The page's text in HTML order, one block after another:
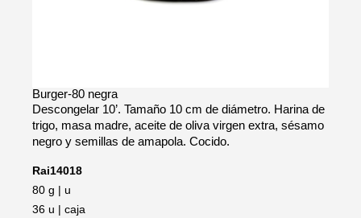
Burger-80 negra
Descongelar 10’. Tamaño 10 cm de diámetro. Harina de
trigo, masa madre, aceite de oliva virgen extra, sésamo
negro y semillas de amapola. Cocido.
Rai14018
80 g | u
36 u | caja